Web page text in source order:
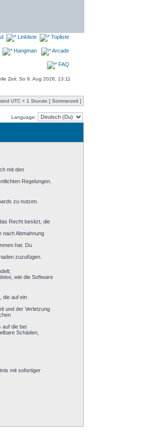
Linkliste Topliste
Hangman Arcade
FAQ
Zeit: So 9. Aug 2026, 13:11
UTC + 1 Stunde [ Sommerzeit ]
Language:
mit den
Regelungen.
zu nutzen.
Recht besitzt, die
nach Abmahnung
hat. Du
zuzufügen.
wie die Software
die auf ein
und der Verletzung
auf die bei
Schäden,
mit sofortiger